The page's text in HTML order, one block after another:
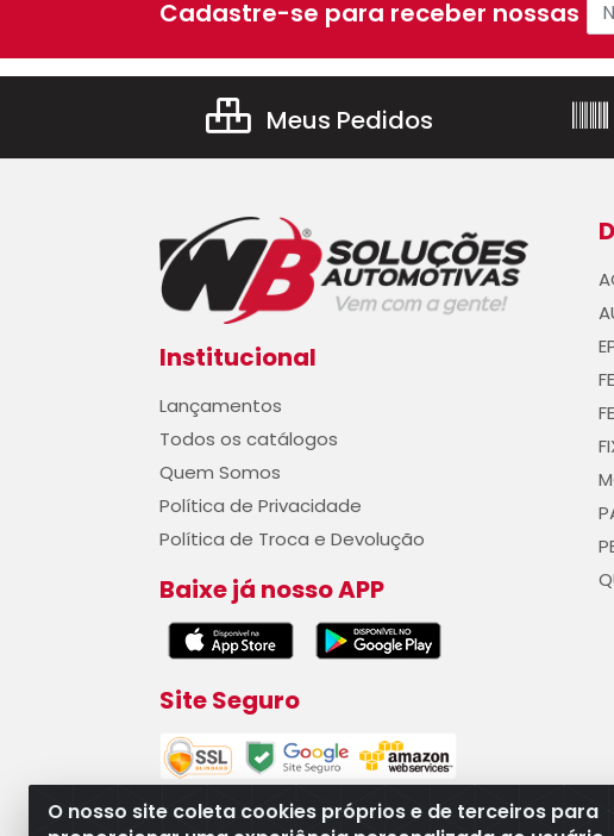
O nosso site coleta cookies próprios e de terceiros para
Cadastre-se para receber nossas
Meus Pedidos
Institucional
Lançamentos
Todos os catálogos
Quem Somos
Política de Privacidade
Política de Troca e Devolução
Baixe já nosso APP
Site Seguro